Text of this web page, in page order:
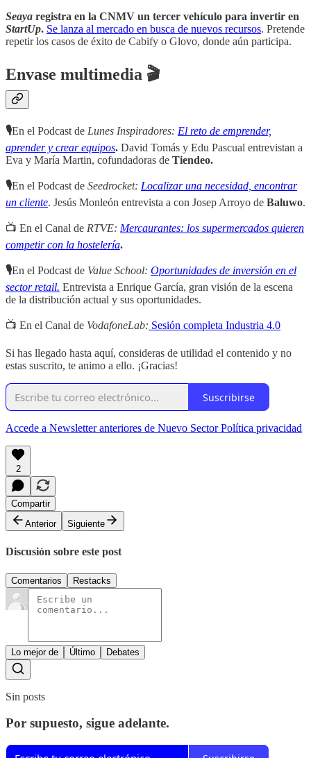
Seaya registra en la CNMV un tercer vehículo para invertir en
StartUp. Se lanza al mercado en busca de nuevos recursos. Pretende
repetir los casos de éxito de Cabify o Glovo, donde aún participa.
Envase multimedia 🎬
🎙En el Podcast de Lunes Inspiradores: El reto de emprender,
aprender y crear equipos. David Tomás y Edu Pascual entrevistan a
Eva y María Martin, cofundadoras de Tiendeo.
🎙En el Podcast de Seedrocket: Localizar una necesidad, encontrar
un cliente. Jesús Monleón entrevista a con Josep Arroyo de Baluwo.
📺 En el Canal de RTVE: Mercaurantes: los supermercados quieren
competir con la hostelería.
🎙En el Podcast de Value School: Oportunidades de inversión en el
sector retail. Entrevista a Enrique García, gran visión de la escena
de la distribución actual y sus oportunidades.
📺 En el Canal de VodafoneLab: Sesión completa Industria 4.0
Si has llegado hasta aquí, consideras de utilidad el contenido y no
estas suscrito, te animo a ello. ¡Gracias!
Suscribirse
Accede a Newsletter anteriores de Nuevo SectorPolítica privacidad
2
Compartir
Anterior
Siguiente
Discusión sobre este post
Comentarios Restacks
Lo mejor de Último Debates
Sin posts
Por supuesto, sigue adelante.